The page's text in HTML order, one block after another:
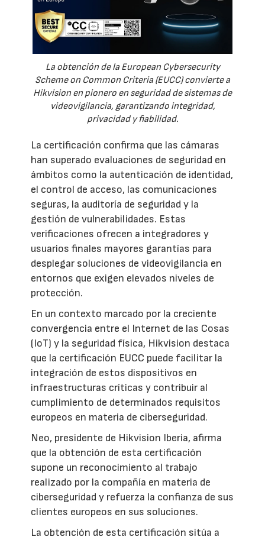
La obtención de la European Cybersecurity
Scheme on Common Criteria (EUCC) convierte a
Hikvision en pionero en seguridad de sistemas de
videovigilancia, garantizando integridad,
privacidad y fiabilidad.
La certificación confirma que las cámaras
han superado evaluaciones de seguridad en
ámbitos como la autenticación de identidad,
el control de acceso, las comunicaciones
seguras, la auditoría de seguridad y la
gestión de vulnerabilidades. Estas
verificaciones ofrecen a integradores y
usuarios finales mayores garantías para
desplegar soluciones de videovigilancia en
entornos que exigen elevados niveles de
protección.
En un contexto marcado por la creciente
convergencia entre el Internet de las Cosas
(IoT) y la seguridad física, Hikvision destaca
que la certificación EUCC puede facilitar la
integración de estos dispositivos en
infraestructuras críticas y contribuir al
cumplimiento de determinados requisitos
europeos en materia de ciberseguridad.
Neo, presidente de Hikvision Iberia, afirma
que la obtención de esta certificación
supone un reconocimiento al trabajo
realizado por la compañía en materia de
ciberseguridad y refuerza la confianza de sus
clientes europeos en sus soluciones.
La obtención de esta certificación sitúa a